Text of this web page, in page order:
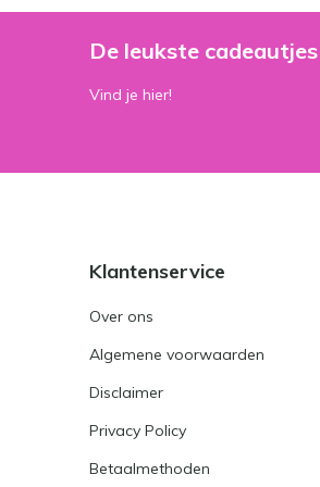
De leukste
Vind je hier!
Klantenservice
Over ons
Algemene voorwaarden
Disclaimer
Privacy Policy
Betaalmethoden